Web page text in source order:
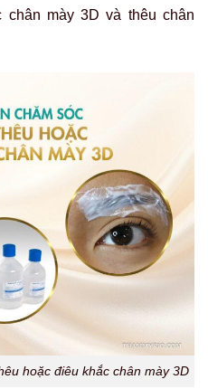
mày 3D và thêu chân
hoặc điêu khắc chân mày 3D